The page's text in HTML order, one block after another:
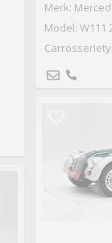
Merk:
Model: W111